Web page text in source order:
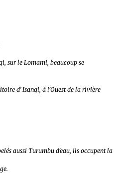
sur le Lomami, beaucoup se
d’ Isangi, à l’Ouest de la rivière
aussi Turumbu d’eau, ils occupent la